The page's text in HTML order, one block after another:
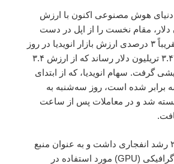
هوش مصنوعی اکنون با ارزش
تریلیون دلار، مقام نخست را از اپل در دست
گرفته است. رشد تقریباً ۳ درصدی ارزش بازار انویدیا در روز
سه‌شنبه، آن را به ۳.۴۳ تریلیون دلار رساند که از ارزش ۳.۴
گرفت. سهام انویدیا، که از ابتدای
سه برابر شده است، روز سه‌شنبه به
دلار بسته شد و در معاملات پس از ساعت
انویدیا در سال ۲۰۲۳ رشد انفجاری داشت و به عنوان منبع
اصلی پردازنده‌های گرافیکی (GPU) مورد استفاده در